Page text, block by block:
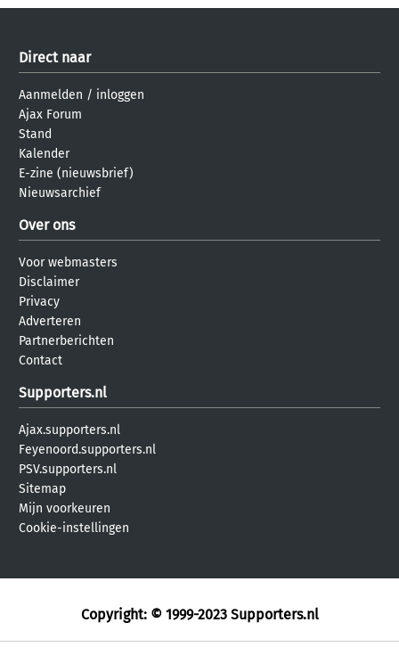
Direct naar
Aanmelden / inloggen
Ajax Forum
Stand
Kalender
E-zine (nieuwsbrief)
Nieuwsarchief
Over ons
Voor webmasters
Disclaimer
Privacy
Adverteren
Partnerberichten
Contact
Supporters.nl
Ajax.supporters.nl
Feyenoord.supporters.nl
PSV.supporters.nl
Sitemap
Mijn voorkeuren
Cookie-instellingen
Copyright: © 1999-2023 Supporters.nl